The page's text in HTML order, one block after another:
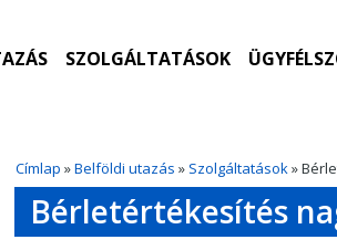
SZOLGÁLTATÁSOK
Címlap »Belföldi utazás » Szolgáltatások»
Bérletértékesítés